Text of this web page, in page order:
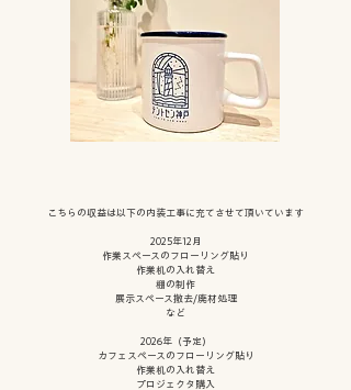
こちらの収益は以下の内装工事に充てさせて頂いています
2025年12月
作業スペースのフローリング貼り
作業机の入れ替え
棚の制作
展示スペース撤去/廃材処理
など
2026年（予定）
カフェスペースのフローリング貼り
作業机の入れ替え
プロジェクタ購入